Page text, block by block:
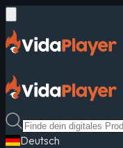
Deutsch